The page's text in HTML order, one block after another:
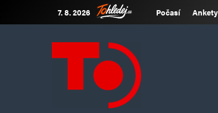
7. 8. 2026 Počasí Ankety